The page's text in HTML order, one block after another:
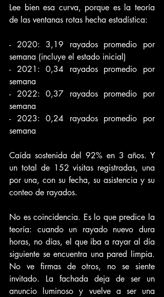
Lee bien esa curva, porque es la teoría
de las ventanas rotas hecha estadística:
- 2020: 3,19 rayados promedio por
semana (incluye el estado inicial)
- 2021: 0,34 rayados promedio por
semana
- 2022: 0,37 rayados promedio por
semana
- 2023: 0,24 rayados promedio por
semana
Caída sostenida del 92% en 3 años. Y
un total de 152 visitas registradas, una
por una, con su fecha, su asistencia y su
conteo de rayados.
No es coincidencia. Es lo que predice la
teoría: cuando un rayado nuevo dura
horas, no días, el que iba a rayar al día
siguiente se encuentra una pared limpia.
No ve firmas de otros, no se siente
invitado. La fachada deja de ser un
anuncio luminoso y vuelve a ser una